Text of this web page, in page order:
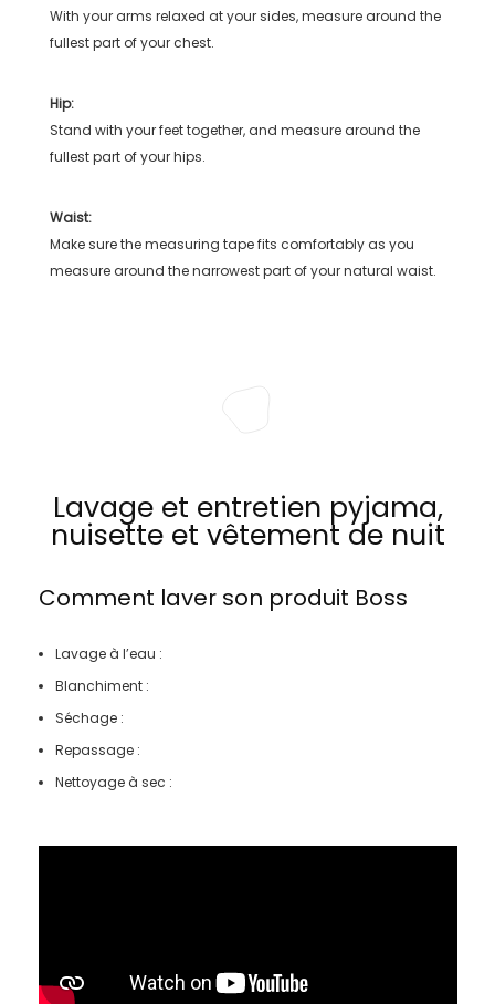
With your arms relaxed at your sides, measure around the
fullest part of your chest.
Hip:
Stand with your feet together, and measure around the
fullest part of your hips.
Waist:
Make sure the measuring tape fits comfortably as you
measure around the narrowest part of your natural waist.
Lavage et entretien pyjama,
nuisette et vêtement de nuit
Comment laver son produit Boss
Lavage à l’eau :
Blanchiment :
Séchage :
Repassage :
Nettoyage à sec :